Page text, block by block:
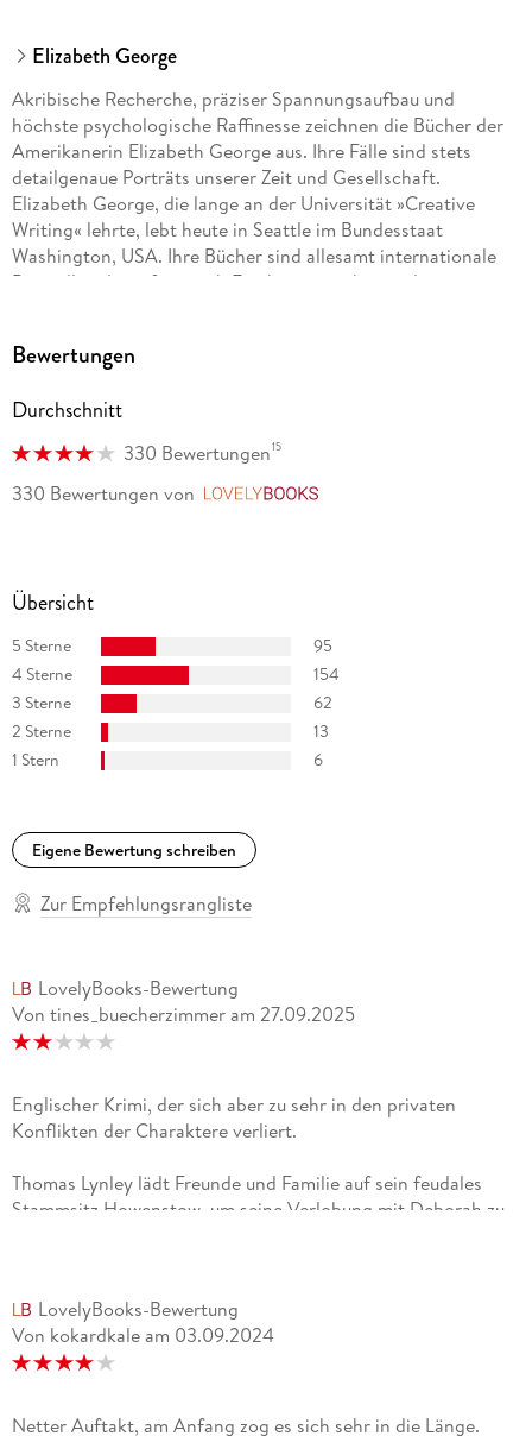
Elizabeth George
Akribische Recherche, präziser Spannungsaufbau und
höchste psychologische Raffinesse zeichnen die Bücher der
Amerikanerin Elizabeth George aus. Ihre Fälle sind stets
detailgenaue Porträts unserer Zeit und Gesellschaft.
Elizabeth George, die lange an der Universität »Creative
Writing« lehrte, lebt heute in Seattle im Bundesstaat
Washington, USA. Ihre Bücher sind allesamt internationale
Bestseller, die sofort nach Erscheinen nicht nur die
auch im deutschen Fernsehen mit großem Erfolg
Bewertungen
Durchschnitt
330 Bewertungen15
330 Bewertungen von
Übersicht
5 Sterne
95
4 Sterne
154
3 Sterne
62
2 Sterne
13
1 Stern
6
Eigene Bewertung schreiben
Zur Empfehlungsrangliste
LovelyBooks-Bewertung
Von tines_buecherzimmer am 27.09.2025
Englischer Krimi, der sich aber zu sehr in den privaten
Konflikten der Charaktere verliert.
Thomas Lynley lädt Freunde und Familie auf sein feudales
Stammsitz Howenstow, um seine Verlobung mit Deborah zu
wird.Die ersten 150 Seiten passiert nichts außer, dass man
eine sehr ausführliche Beschreibung der Charaktere
bekommt. Dann beginnt die Ermittlungsarbeit, die aber
zu Ende zu lesen war eine kleine Qual, ich habe mich immer
LovelyBooks-Bewertung
Von kokardkale am 03.09.2024
Netter Auftakt, am Anfang zog es sich sehr in die Länge.